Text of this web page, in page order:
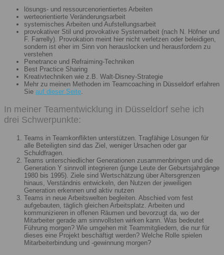
lösungs- und ressourcenorientiertes Arbeiten
werteorientierte Veränderungsarbeit
systemisches Arbeiten und Aufstellungsarbeit
provokativer Stil und provokative Systemarbeit (nach N. Höfner und
F. Farrelly). Provokation meint hier nicht verletzen oder beleidigen,
sondern ist eher im Sinn von herauslocken und herausfordern zu
verstehen
Penetrance und Refraiming-Techniken
Best Practice Sharing
Kreativtechniken wie z.B. Walt-Disney-Strategie
Mehr zu meinen Methoden im Teamcoaching in Düsseldorf erfahren
Sie auf dieser Seite.
In meiner Teamentwicklung in Düsseldorf sehe ich
drei Schwerpunkte:
Teams in Teamkonflikten unterstützen. Tragfähige Lösungen für
alle Beteiligten sind das Ziel, weniger Ursachen oder gar
Schuldfragen.
Teams unterschiedlicher Generationen zusammenbringen und die
Generation Y sinnvoll integrieren (junge Leute der Geburtsjahrgänge
1980 bis 1995). Ziele sind Wertschätzung über Altersgrenzen
hinaus, Verständnis entwickeln, den Nutzen der jeweiligen
Generation erkennen und aktiv nutzen
Teams in neue Arbeitswelten begleiten. Abschied vom fest
aufgebauten, täglich gleichen Arbeitsplatz. Arbeiten und
kommunizieren in offenen Räumen und bevorzugt da, wo der
Mitarbeiter gerade am sinnvollsten wirken kann. Was bedeutet
Führung morgen? Wie umgehen mit Teammitgliedern, die nur für
dieses eine Projekt beschäftigt werden? Welche Rolle spielen
Mitarbeiterbindung und -gewinnung morgen?